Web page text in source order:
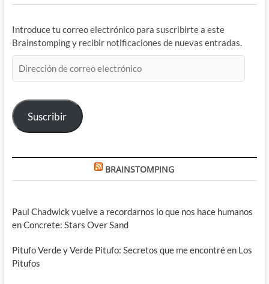
Introduce tu correo electrónico para suscribirte a este
Brainstomping y recibir notificaciones de nuevas entradas.
de
electrónico
Suscribir
BRAINSTOMPING
Paul Chadwick vuelve a recordarnos lo que nos hace humanos
en Concrete: Stars Over Sand
Pitufo Verde y Verde Pitufo: Secretos que me encontré en Los
Pitufos